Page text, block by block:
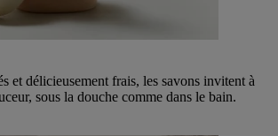
et délicieusement frais, les savons invitent à
sous la douche comme dans le bain.